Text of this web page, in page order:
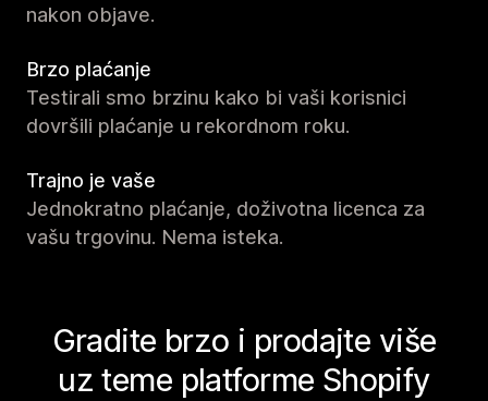
nakon objave.
Brzo plaćanje
Testirali smo brzinu kako bi vaši korisnici
dovršili plaćanje u rekordnom roku.
Trajno je vaše
Jednokratno plaćanje, doživotna licenca za
vašu trgovinu. Nema isteka.
Gradite brzo i prodajte više
uz teme platforme Shopify